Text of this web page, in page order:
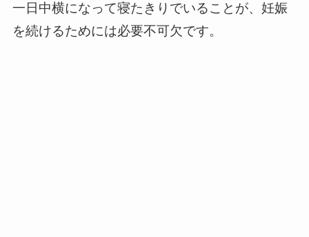
一日中横になって寝たきりでいることが、妊娠
を続けるためには必要不可欠です。